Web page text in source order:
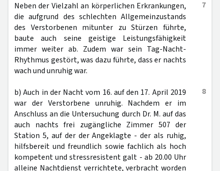
7
Neben der Vielzahl an körperlichen Erkrankungen,
die aufgrund des schlechten Allgemeinzustands
des Verstorbenen mitunter zu Stürzen führte,
baute auch seine geistige Leistungsfähigkeit
immer weiter ab. Zudem war sein Tag-Nacht-
Rhythmus gestört, was dazu führte, dass er nachts
wach und unruhig war.
8
b) Auch in der Nacht vom 16. auf den 17. April 2019
war der Verstorbene unruhig. Nachdem er im
Anschluss an die Untersuchung durch Dr. M. auf das
auch nachts frei zugängliche Zimmer 507 der
Station 5, auf der der Angeklagte - der als ruhig,
hilfsbereit und freundlich sowie fachlich als hoch
kompetent und stressresistent galt - ab 20.00 Uhr
alleine Nachtdienst verrichtete, verbracht worden